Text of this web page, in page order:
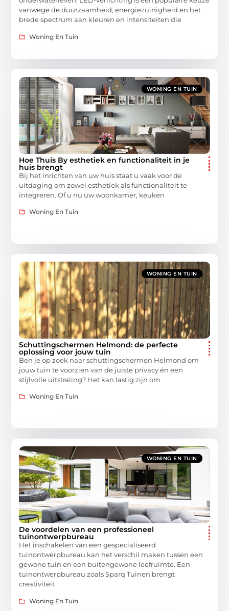
vanwege de duurzaamheid, energiezuinigheid en het
brede spectrum aan kleuren en intensiteiten die
Woning En Tuin
WONING EN TUIN
Hoe Thuis By esthetiek en functionaliteit in je
huis brengt
Bij het inrichten van uw huis staat u vaak voor de
uitdaging om zowel esthetiek als functionaliteit te
integreren. Of u nu uw woonkamer, keuken
Woning En Tuin
WONING EN TUIN
Schuttingschermen Helmond: de perfecte
oplossing voor jouw tuin
Ben je op zoek naar schuttingschermen Helmond om
jouw tuin te voorzien van de juiste privacy én een
stijlvolle uitstraling? Het kan lastig zijn om
Woning En Tuin
WONING EN TUIN
De voordelen van een professioneel
tuinontwerpbureau
Het inschakelen van een gespecialiseerd
tuinontwerpbureau kan het verschil maken tussen een
gewone tuin en een buitengewone leefruimte. Een
tuinontwerpbureau zoals Sparq Tuinen brengt
creativiteit
Woning En Tuin